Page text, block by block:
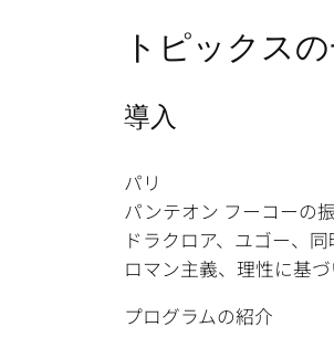
トピックス
導入
パリ
パンテオン フーコーの
ドラクロア、ユゴー、
ロマン主義、理性に基
プログラムの紹介